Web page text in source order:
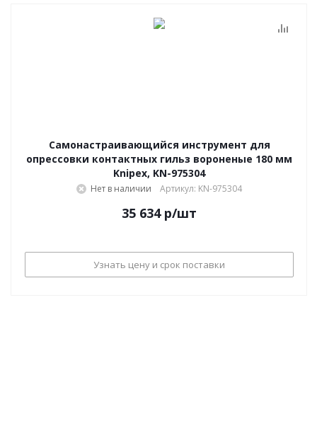
Самонастраивающийся инструмент для
опрессовки контактных гильз вороненые 180 мм
Knipex, KN-975304
Нет в наличии Артикул: KN-975304
35 634р/шт
Узнать цену и срок поставки